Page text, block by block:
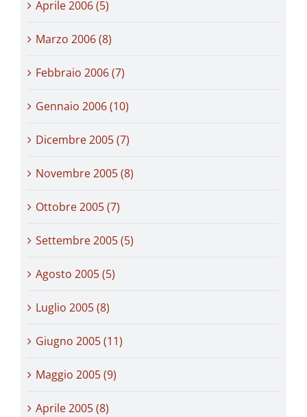
Aprile 2006 (5)
Marzo 2006 (8)
Febbraio 2006 (7)
Gennaio 2006 (10)
Dicembre 2005 (7)
Novembre 2005 (8)
Ottobre 2005 (7)
Settembre 2005 (5)
Agosto 2005 (5)
Luglio 2005 (8)
Giugno 2005 (11)
Maggio 2005 (9)
Aprile 2005 (8)